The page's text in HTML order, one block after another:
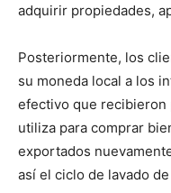
adquirir propiedades,
Posteriormente, los
su moneda local a los
efectivo que recibieron
utiliza para comprar
exportados
así el ciclo de lavado